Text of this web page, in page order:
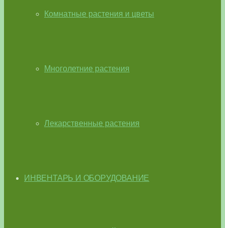
Комнатные растения и цветы
Многолетние растения
Лекарственные растения
ИНВЕНТАРЬ И ОБОРУДОВАНИЕ